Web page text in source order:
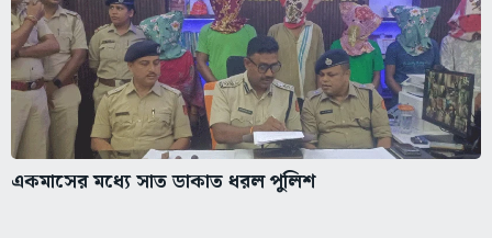
একমাসের মধ্যে সাত ডাকাত ধরল পুলিশ